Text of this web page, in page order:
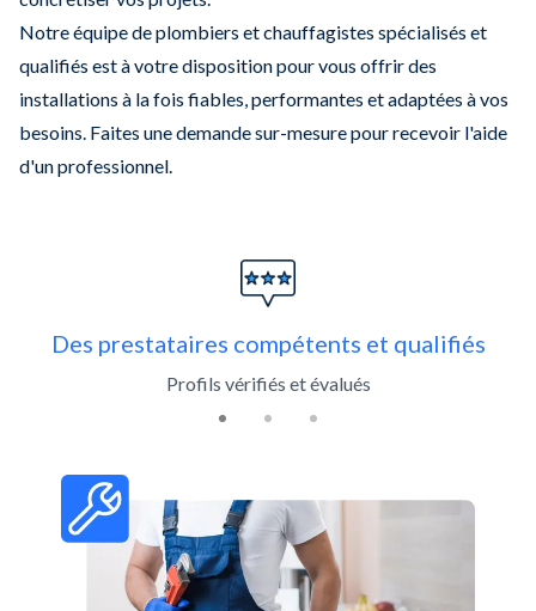
Notre équipe de plombiers et chauffagistes spécialisés et
qualifiés est à votre disposition pour vous offrir des
installations à la fois fiables, performantes et adaptées à vos
besoins. Faites une demande sur-mesure pour recevoir l'aide
d'un professionnel.
Des prestataires compétents et qualifiés
Profils vérifiés et évalués